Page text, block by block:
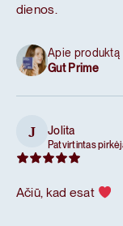
dienos.
Apie produktą
Gut Prime
J Jolita
Patvirtintas
Ačiū, kad esat